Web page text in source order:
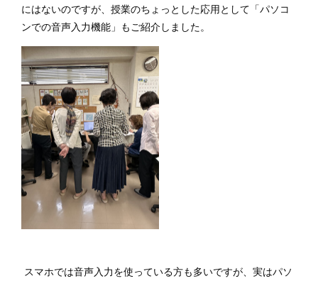
にはないのですが、授業のちょっとした応用として「パソコ
ンでの音声入力機能」もご紹介しました。
スマホでは音声入力を使っている方も多いですが、実はパソ